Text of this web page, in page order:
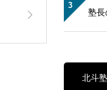
3
塾
北斗